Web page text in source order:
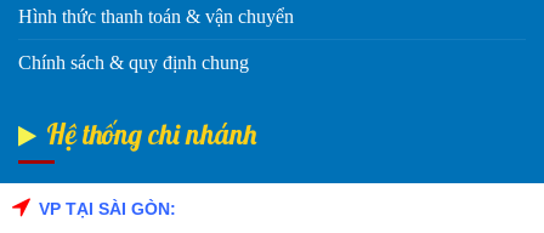
Hình thức thanh toán & vận chuyển
Chính sách & quy định chung
Hệ thống chi nhánh
VP TẠI SÀI GÒN: